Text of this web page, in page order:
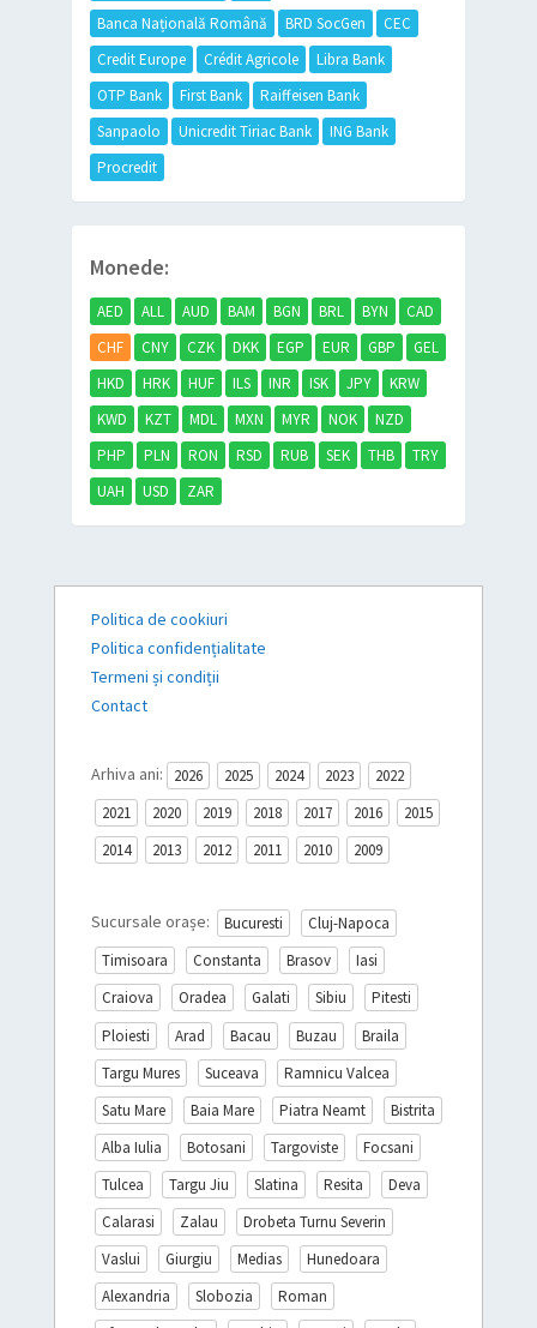
Banca Națională Română
BRD SocGen
CEC
Credit Europe
Crédit Agricole
Libra Bank
OTP Bank
First Bank
Raiffeisen Bank
Sanpaolo
Unicredit Tiriac Bank
ING Bank
Procredit
Monede:
AED ALL AUD BAM BGN BRL BYN
CAD
CHF
CNY CZK DKK EGP EUR GBP
GEL
HKD
HRK HUF ILS INR ISK JPY
KRW
KWD
KZT MDL MXN MYR NOK
NZD
PHP
PLN RON RSD RUB SEK THB
TRY
UAH
USD ZAR
Politica de cookiuri
Politica confidențialitate
Termeni și condiții
Contact
Arhiva ani: 2026 2025 2024 2023
2022
2021
2020 2019 2018 2017 2016
2015
2014
2013 2012 2011 2010 2009
Sucursale orașe: Bucuresti
Cluj-Napoca
Timisoara
Constanta Brasov
Iasi
Craiova
Oradea Galati Sibiu
Pitesti
Ploiesti
Arad Bacau Buzau
Braila
Targu Mures
Suceava
Ramnicu Valcea
Satu Mare
Baia Mare Piatra Neamt
Bistrita
Alba Iulia
Botosani Targoviste
Focsani
Tulcea
Targu Jiu Slatina Resita
Deva
Calarasi
Zalau
Drobeta Turnu Severin
Vaslui
Giurgiu Medias
Hunedoara
Alexandria
Slobozia
Roman